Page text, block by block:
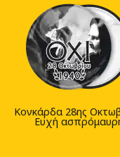
Κονκάρδα 28ης
Ευχή